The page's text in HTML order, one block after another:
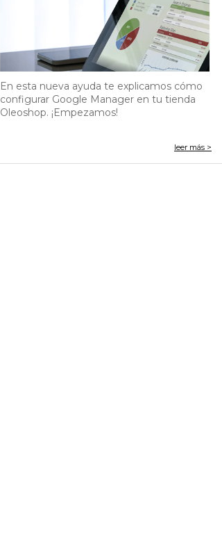
En esta nueva ayuda te explicamos cómo
configurar Google Manager en tu tienda
Oleoshop. ¡Empezamos!
leer más >